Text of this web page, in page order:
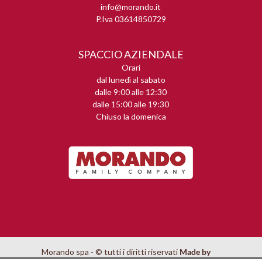
info@morando.it
P.Iva 03614850729
SPACCIO AZIENDALE
Orari
dal lunedì al sabato
dalle 9:00 alle 12:30
dalle 15:00 alle 19:30
Chiuso la domenica
Morando spa - © tutti i diritti riservati Made by